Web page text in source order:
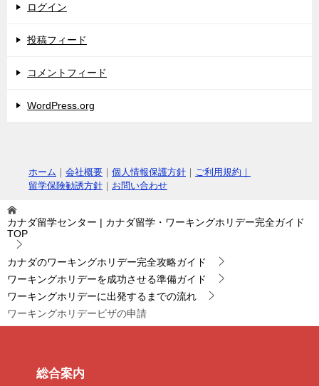
ログイン
投稿フィード
コメントフィード
WordPress.org
ホーム ｜ 会社概要 ｜ 個人情報保護方針 ｜ ご利用規約｜
留学保険勧誘方針 ｜ お問い合わせ
カナダ留学センター | カナダ留学・ワーキングホリデー完全ガイド
TOP
カナダのワーキングホリデー完全攻略ガイド
ワーキングホリデーを成功させる準備ガイド
ワーキングホリデーに出発するまでの流れ
ワーキングホリデービザの申請
総合案内